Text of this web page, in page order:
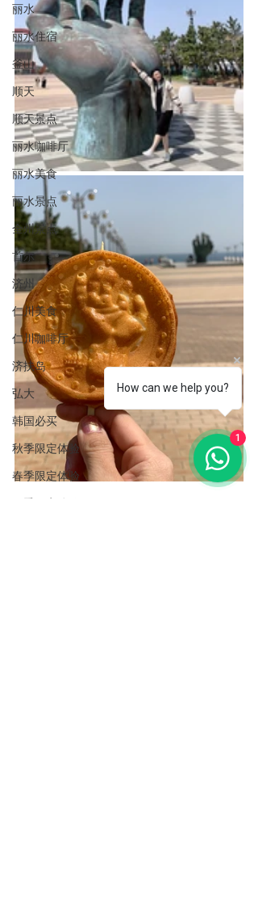
丽水
丽水住宿
釜山
顺天
顺天景点
丽水咖啡厅
丽水美食
丽水景点
全州景点
首尔
济州
仁川美食
仁川咖啡厅
济扶岛
弘大
韩国必买
秋季限定体验
春季限定体验
夏季限定体验
How can we help you?
1